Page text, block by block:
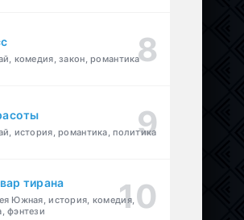
комедия, закон, романтика
история, романтика, политика
тирана
Южная, история, комедия,
фэнтези